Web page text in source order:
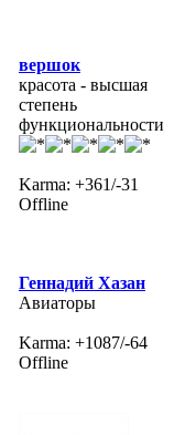
вершок
красота - высшая
степень
функциональности
Karma: +361/-31
Offline
Геннадий Хазан
Авиаторы
Karma: +1087/-64
Offline